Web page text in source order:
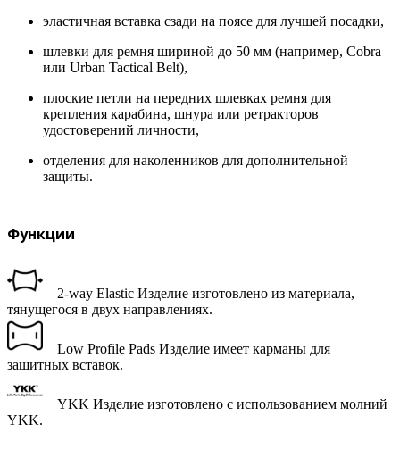
эластичная вставка сзади на поясе для лучшей посадки,
шлевки для ремня шириной до 50 мм (например, Cobra
или Urban Tactical Belt),
плоские петли на передних шлевках ремня для
крепления карабина, шнура или ретракторов
удостоверений личности,
отделения для наколенников для дополнительной
защиты.
Функции
2-way Elastic Изделие изготовлено из материала,
тянущегося в двух направлениях.
Low Profile Pads Изделие имеет карманы для
защитных вставок.
YKK Изделие изготовлено с использованием молний
YKK.